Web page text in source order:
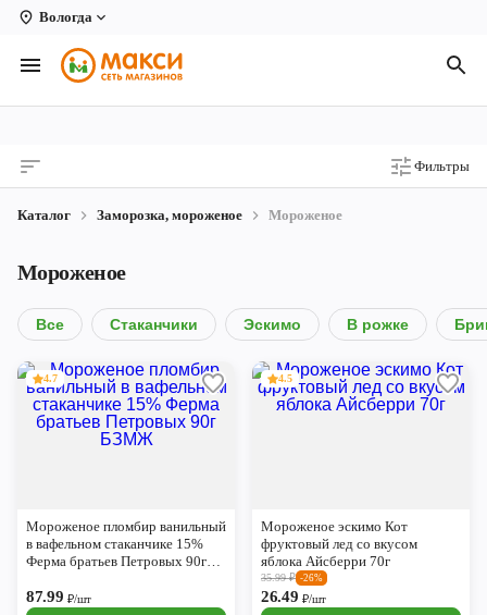
Вологда
Вологда
Архангельск
Киров
Коряжма
Котлас
Новодвинск
Рыбинск
Ярославль
Фильтры
Каталог Заморозка, мороженое Мороженое
Мороженое
Все Стаканчики Эскимо В рожке
4.7
Мороженое пломбир ванильный
в вафельном стаканчике 15%
Ферма братьев Петровых 90г
87.99₽/шт
4.5
Мороженое эскимо Кот
фруктовый лед со вкусом
яблока Айсберри 70г
35.99₽ -26%
26.49₽/шт